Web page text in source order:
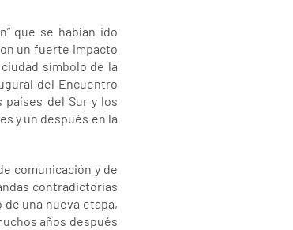
que se habían ido
un fuerte impacto
símbolo de la
del Encuentro
países del Sur y los
y un después en la
comunicación y de
contradictorias
una nueva etapa,
años después